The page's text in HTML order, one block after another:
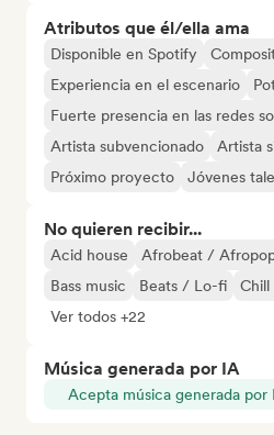
Atributos que él/ella ama
Disponible en Spotify
Experiencia en el escenario
Fuerte presencia en las redes
Artista subvencionado
Artista
Próximo proyecto
Jóvenes
No quieren recibir...
Acid house Afrobeat /
Bass music
Beats / Lo-fi
Ver todos +22
Música generada por IA
Acepta música generada por